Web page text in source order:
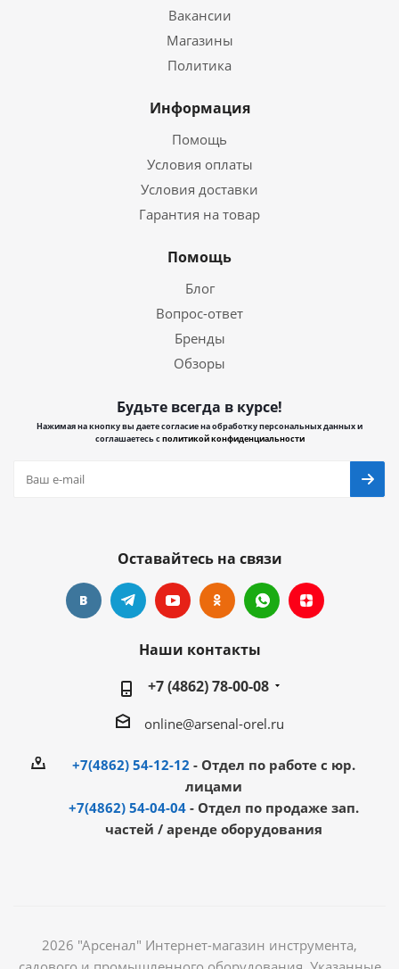
Вакансии
Магазины
Политика
Информация
Помощь
Условия оплаты
Условия доставки
Гарантия на товар
Помощь
Блог
Вопрос-ответ
Бренды
Обзоры
Будьте всегда в курсе!
Нажимая на кнопку вы даете согласие на обработку персональных данных и
соглашаетесь сполитикой конфиденциальности
Оставайтесь на связи
Наши контакты
+7 (4862) 78-00-08
online@arsenal-orel.ru
+7(4862) 54-12-12 - Отдел по работе с юр.
лицами
+7(4862) 54-04-04 - Отдел по продаже зап.
частей / аренде оборудования
2026 "Арсенал" Интернет-магазин инструмента,